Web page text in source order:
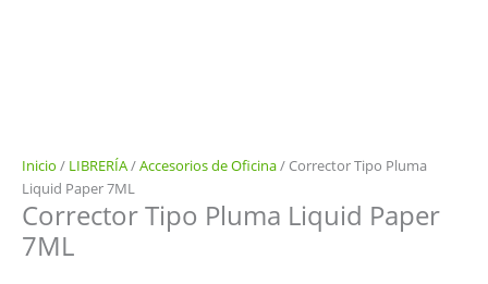
Inicio / LIBRERÍA/Accesorios de Oficina/ Corrector Tipo Pluma
Liquid Paper 7ML
Corrector Tipo Pluma Liquid Paper
7ML